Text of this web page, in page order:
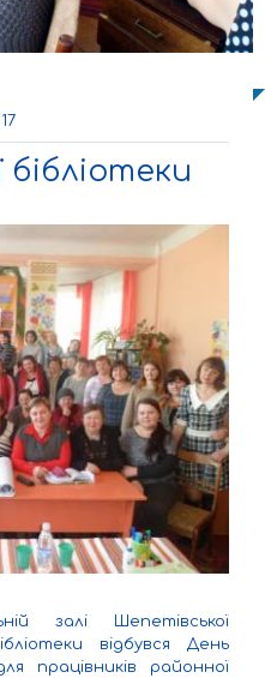
17
залі Шепетівської
відбувся День
працівників районної